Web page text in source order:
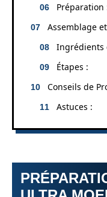
Préparation
Assemblage
Ingrédients
Étapes :
Conseils de
Astuces :